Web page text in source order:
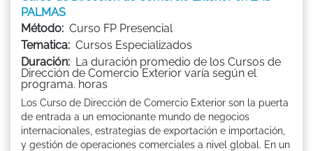
PALMAS
Método: Curso FP Presencial
Tematica: Cursos Especializados
Duración: La duración promedio de los Cursos de
Dirección de Comercio Exterior varía según el
programa. horas
Los Curso de Dirección de Comercio Exterior son la puerta
de entrada a un emocionante mundo de negocios
internacionales, estrategias de exportación e importación,
y gestión de operaciones comerciales a nivel global. En un